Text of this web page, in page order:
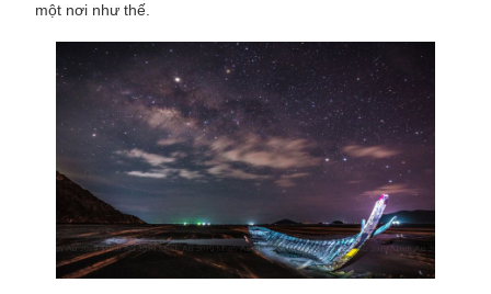
một nơi như thế.